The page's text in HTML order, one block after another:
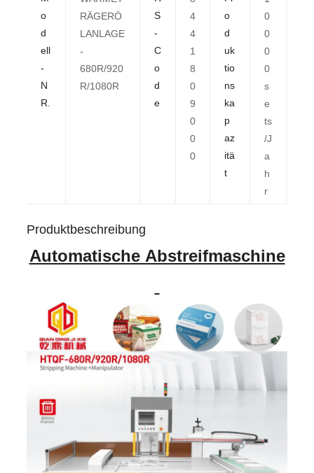
o
d
ell
-
N
R.
RÄGERÖ
LANLAGE
-
680R/920
R/1080R
S
-
C
o
d
e
4
4
1
8
0
9
0
0
0
o
d
uk
tio
ns
ka
p
az
itä
t
0
0
0
0
s
e
ts
/J
a
h
r
Produktbeschreibung
Automatische Abstreifmaschine